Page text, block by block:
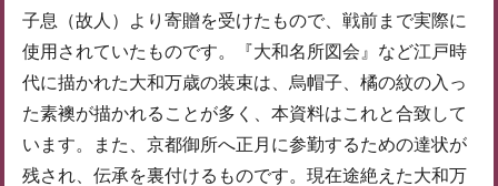
子息（故人）より寄贈を受けたもので、戦前まで実際に
使用されていたものです。『大和名所図会』など江戸時
代に描かれた大和万歳の装束は、烏帽子、橘の紋の入っ
た素襖が描かれることが多く、本資料はこれと合致して
います。また、京都御所へ正月に参勤するための達状が
残され、伝承を裏付けるものです。現在途絶えた大和万